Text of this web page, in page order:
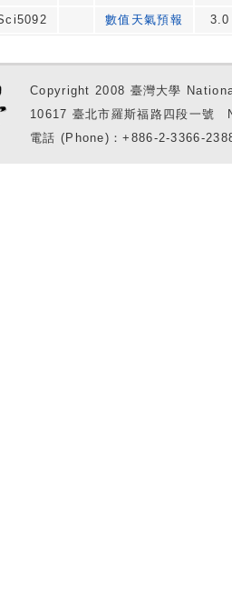
數值天氣預報 3.0
Copyright 2008 臺灣大學
10617 臺北市羅斯福路四段一
電話 (Phone)：+886-2-3366-